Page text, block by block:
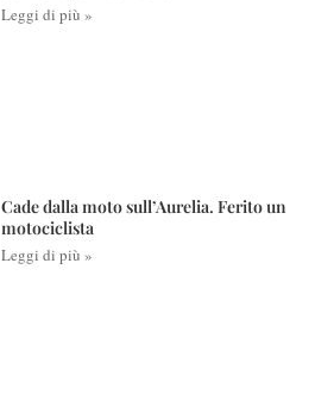
Leggi di più »
Cade dalla moto sull’Aurelia. Ferito un
motociclista
Leggi di più »